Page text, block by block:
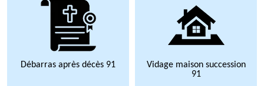
Débarras après décès 91
Vidage maison succession
91